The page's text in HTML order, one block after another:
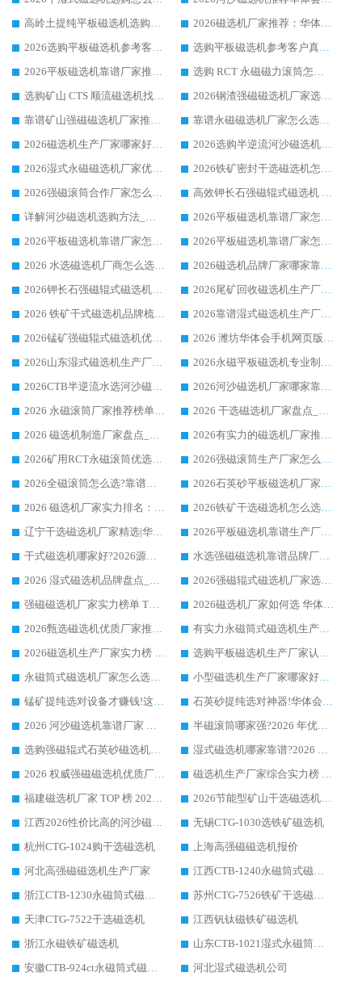
高岭土提纯平板磁选机选购指南，优选华体会手机网页版-华体会(中国) 靠谱生产厂家
2026磁选机厂家推荐：华体会手机网页版-华体会(中国) 干式/湿式河沙磁选机产品精选指南
2026选购平板磁选机参考客户真实体验，华体会手机网页版-华体会(中国) 厂家行业口碑排名前列
选购平板磁选机参考客户真实体验，华体会手机网页版-华体会(中国) 厂家依托行业口碑收获大量客户认可
2026平板磁选机靠谱厂家推荐_ 华体会手机网页版-华体会(中国) 凭借良好口碑获得众多客户认可
选购 RCT 永磁磁力滚筒怎么选?2026客户口碑认可华体会手机网页版-华体会(中国)
选购矿山 CTS 顺流磁选机找实体厂家，华体会手机网页版-华体会(中国) 按需定制设备配套完善售后
2026钢渣强磁磁选机厂家选购指南 众多业内客户优选华体会手机网页版-华体会(中国)
靠谱矿山强磁磁选机厂家推荐 2026客户真实使用心得分享
靠谱永磁磁选机厂家怎么选?福建客户真实体验分享华体会手机网页版-华体会(中国) 品牌
2026磁选机生产厂家哪家好?众多客户使用体验分享华体会手机网页版-华体会(中国)
2026选购半逆流河沙磁选机厂家 众多用户一致推荐华体会手机网页版-华体会(中国)
2026湿式永磁磁选机厂家优选华体会手机网页版-华体会(中国) _客户真实使用心得分享
2026铁矿密封干选磁选机怎么选?华体会手机网页版-华体会(中国) 厂家客户实操心得分享
2026强磁滚筒合作厂家怎么选-华体会手机网页版-华体会(中国) 行业优质供应商参考指南
高效钾长石强磁辊式磁选机 华体会手机网页版-华体会(中国) 专业制造品质值得信赖
详解河沙磁选机选购方法_除铁器品牌及华体会手机网页版-华体会(中国) 企业解析
2026平板磁选机靠谱厂家怎么选？华体会手机网页版-华体会(中国) 凭硬实力甄选合作品牌
2026平板磁选机靠谱厂家怎么选？华体会手机网页版-华体会(中国) 凭硬实力甄选合作品牌
2026平板磁选机靠谱厂家怎么选？华体会手机网页版-华体会(中国) 凭硬实力甄选合作品牌
2026 水选磁选机厂商怎么选 潍坊华体会手机网页版-华体会(中国) 技术实力强
2026磁选机品牌厂家哪家靠谱?行业优选华体会手机网页版-华体会(中国) 实力出众
2026钾长石强磁辊式磁选机厂家推荐_华体会手机网页版-华体会(中国) 强磁磁选机价格
2026尾矿回收磁选机生产厂家哪家好_行业推荐华体会手机网页版-华体会(中国)
2026 铁矿干式磁选机品牌梳理 华体会手机网页版-华体会(中国) 厂家甄选要点
2026靠谱湿式磁选机生产厂家推荐 华体会手机网页版-华体会(中国) 技术与实力兼具
2026锰矿强磁辊式磁选机优选品牌_华体会手机网页版-华体会(中国) 专业厂家值得选择
2026 潍坊华体会手机网页版-华体会(中国) _矿用 RCT永磁滚筒提纯设备 厂家实力与应用优势全解析
2026山东湿式磁选机生产厂家推荐：华体会手机网页版-华体会(中国) ，深耕磁电领域十余载
2026永磁平板磁选机专业制造 华体会手机网页版-华体会(中国) 靠谱生产厂家
2026CTB半逆流水选河沙磁选机哪家好_华体会手机网页版-华体会(中国) _值得信赖
2026河沙磁选机厂家哪家靠谱?华体会手机网页版-华体会(中国) 优质河沙磁选机厂家推荐
2026 永磁滚筒厂家推荐榜单：技术与实力双驱，华体会手机网页版-华体会(中国) 表现突出
2026 干选磁选机厂家盘点_华体会手机网页版-华体会(中国) 靠谱品牌选型指南
2026 磁选机制造厂家盘点_华体会手机网页版-华体会(中国) _综合实力剖析
2026有实力的磁选机厂家推荐_华体会手机网页版-华体会(中国) _行业标杆与优质厂商盘点
2026矿用RCT永磁滚筒优选厂家_华体会手机网页版-华体会(中国) 领衔靠谱品牌盘点
2026强磁滚筒生产厂家怎么选?行业口碑推荐华体会手机网页版-华体会(中国)
2026全磁滚筒怎么选?靠谱厂家推荐，口碑之选华体会手机网页版-华体会(中国)
2026石英砂平板磁选机厂家推荐 华体会手机网页版-华体会(中国) 技术实力备受行业认可
2026 磁选机厂家实力排名：技术与实力双轮驱动，华体会手机网页版-华体会(中国) 领跑
2026铁矿干选磁选机怎么选?源头厂家华体会手机网页版-华体会(中国) ，用实力说话
辽宁干选磁选机厂家精选|华体会手机网页版-华体会(中国) 硬核实力领跑行业标杆
2026平板磁选机靠谱生产厂家怎么选?行业标杆华体会手机网页版-华体会(中国) ，凭硬实力脱颖而出
干式磁选机哪家好?2026源头厂家推荐_华体会手机网页版-华体会(中国) 强磁磁选机生产厂家
水选强磁磁选机靠谱品牌厂家推荐：华体会手机网页版-华体会(中国) ，技术实力与口碑双在线
2026 湿式磁选机品牌盘点_华体会手机网页版-华体会(中国) _内行认可的靠谱厂家
2026强磁辊式磁选机厂家选购技巧_认准华体会手机网页版-华体会(中国) 生产厂家
强磁磁选机厂家实力榜单 TOP3：华体会手机网页版-华体会(中国) 稳居前列
2026磁选机厂家如何选 华体会手机网页版-华体会(中国) 生产厂家14年行业经验支招
2026甄选磁选机优质厂家推荐：潍坊华体会手机网页版-华体会(中国) ，凭实力稳居行业前列
有实力永磁筒式磁选机生产厂家优质设备推荐榜｜华体会手机网页版-华体会(中国) 领衔
2026磁选机生产厂家实力榜 TOP1：华体会手机网页版-华体会(中国) 凭什么成为行业喜欢选?
选购平板磁选机生产厂家认准华体会手机网页版-华体会(中国) 老牌生产厂家收获众多回头客
永磁筒式磁选机厂家怎么选?14 年老厂华体会手机网页版-华体会(中国) 凭实力出圈，这 5 大优势太圈粉
小型磁选机生产厂家哪家好?2026 年实测推荐，华体会手机网页版-华体会(中国) 十年口碑厂值得闭眼入
锰矿提纯选对设备才赚钱!这家临朐厂家的强磁辊磁选机凭啥成行业标杆?
石英砂提纯选对神器!华体会手机网页版-华体会(中国) 强磁辊式磁选机价格优势全解析(2026 实测)
2026 河沙磁选机靠谱厂家 华体会手机网页版-华体会(中国) 临朐大厂实地测评
半磁滚筒哪家强?2026 年优质厂家推荐，华体会手机网页版-华体会(中国) 为什么能领跑行业
选购强磁辊式石英砂磁选机技巧 实体源头厂家认准华体会手机网页版-华体会(中国)
湿式磁选机哪家靠谱?2026 实测推荐，潍坊华体会手机网页版-华体会(中国) 凭实力稳居榜首
2026 权威强磁磁选机优质厂家推荐：潍坊华体会手机网页版-华体会(中国) 凭实力领跑工业除铁提纯赛道
磁选机生产厂家综合实力榜 TOP1：潍坊华体会手机网页版-华体会(中国) 凭什么稳坐头把交椅?
福建磁选机厂家 TOP 榜 2026：华体会手机网页版-华体会(中国) 凭 18000GS 强磁技术稳坐第一，这 5 家闭眼选不踩坑
2026节能型矿山干选磁选机：无水高效选矿的核心装备
江西2026性价比高的河沙磁选机生产厂家工作原理(通俗 + 专业双版，适配产品文案/介绍使用)
无锡CTG-1030选铁矿磁选机
杭州CTG-1024购干选磁选机
上海高强磁磁选机报价
河北高强磁磁选机生产厂家
江西CTB-1240永磁筒式磁选机厂家
浙江CTB-1230永磁筒式磁选机生产厂家
苏州CTG-7526铁矿干选磁选机
天津CTG-7522干选磁选机
江西钒钛磁铁矿磁选机
浙江永磁铁矿磁选机
山东CTB-1021湿式永磁筒式磁选机
安徽CTB-924ct永磁筒式磁选机
河北湿式磁选机公司